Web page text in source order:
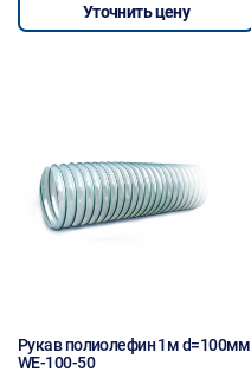
Уточнить цену
Рукав полиолефин 1м d=100мм
WE-100-50